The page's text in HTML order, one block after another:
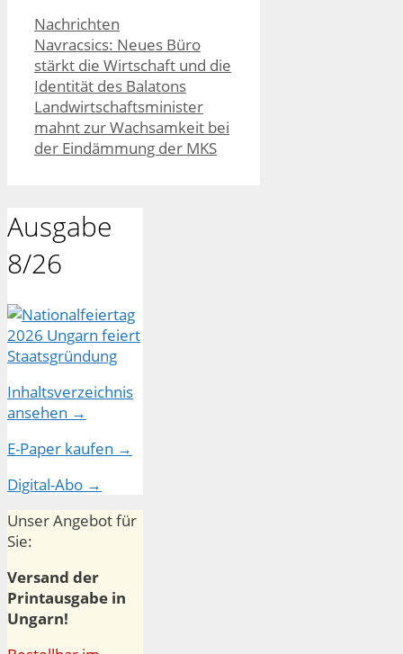
Kategorien
Nachrichten
Navracsics: Neues Büro
stärkt die Wirtschaft und die
Identität des Balatons
Landwirtschaftsminister
mahnt zur Wachsamkeit bei
der Eindämmung der MKS
Ausgabe
8/26
Inhaltsverzeichnis
ansehen →
E-Paper kaufen →
Digital-Abo →
Unser Angebot für
Sie:
Versand der
Printausgabe in
Ungarn!